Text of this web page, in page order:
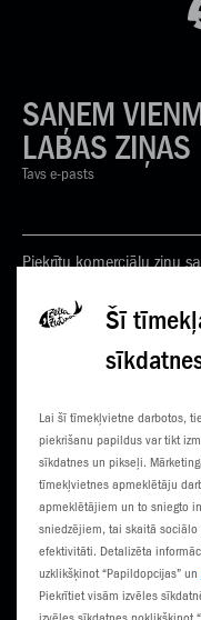
Šī
Lai šī tīmekļvietne darbotos,
piekrišanu papildus var tikt
sīkdatnes un pikseļi.
tīmekļvietnes apmeklētāju
apmeklētājiem un to sniegto
sniedzējiem, tai skaitā
efektivitāti. Detalizēta
uzklikšķinot “Papildopcijas” un
Piekrītiet visām izvēles
SAŅEM
LABAS ZIŅAS
Tavs e-pasts
Piekrītu komerciālu ziņu
KLIENTU
SŪTI SMS